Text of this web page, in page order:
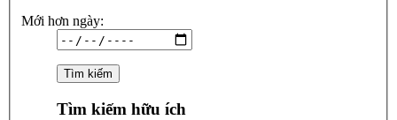
Mới hơn ngày:
Tìm kiếm hữu ích